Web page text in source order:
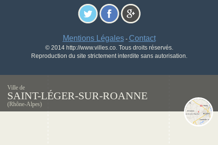
Mentions Légales- Contact
© 2014 http://www.villes.co. Tous droits réservés.
Reproduction du site strictement interdite sans autorisation.
Ville de
SAINT-LÉGER-SUR-ROANNE
(Rhône-Alpes)